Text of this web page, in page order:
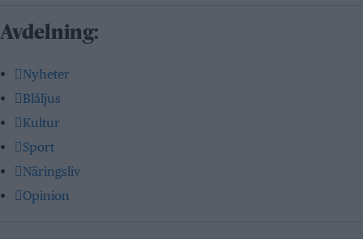
Avdelning:
Nyheter
Blåljus
Kultur
Sport
Näringsliv
Opinion